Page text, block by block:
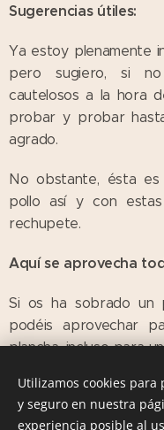
Sugerencias útiles:
Ya estoy plenamente
pero sugiero, si no
cautelosos a la hora
probar y probar
agrado.
No obstante, ésta
pollo así y con
rechupete.
Aquí se aprovecha
Si os ha sobrado un
podéis aprovechar
plancha, incluso para
Utilizamos cookies
y seguro en nuestra
experiencia posible al